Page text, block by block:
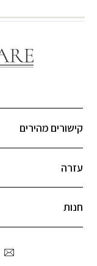
קישורים מהירים
עזרה
חנות